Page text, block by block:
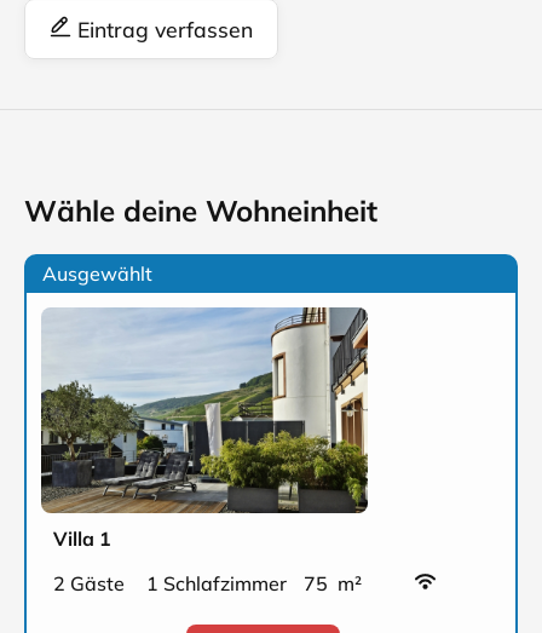
Eintrag verfassen
Wähle deine Wohneinheit
Ausgewählt
Villa 1
2 Gäste
1 Schlafzimmer 75 m²